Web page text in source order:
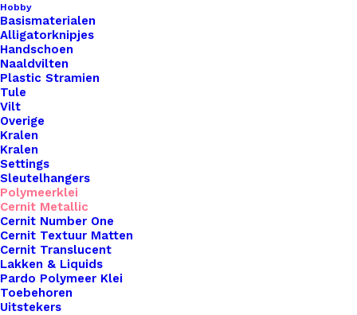
Hobby
Basismaterialen
Alligatorknipjes
Handschoen
Naaldvilten
Plastic Stramien
Tule
Vilt
Overige
Kralen
Kralen
Settings
Sleutelhangers
Polymeerklei
Cernit Metallic
Cernit Number One
Cernit Textuur Matten
Cernit Translucent
Lakken & Liquids
Pardo Polymeer Klei
Toebehoren
Uitstekers
Nog meer leuks!